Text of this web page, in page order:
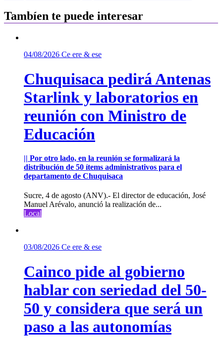
Tambíen te puede interesar
04/08/2026 Ce ere & ese
Chuquisaca pedirá Antenas
Starlink y laboratorios en
reunión con Ministro de
Educación
|| Por otro lado, en la reunión se formalizará la
distribución de 50 ítems administrativos para el
departamento de Chuquisaca
Sucre, 4 de agosto (ANV).- El director de educación, José
Manuel Arévalo, anunció la realización de...
Local
03/08/2026 Ce ere & ese
Cainco pide al gobierno
hablar con seriedad del 50-
50 y considera que será un
paso a las autonomías